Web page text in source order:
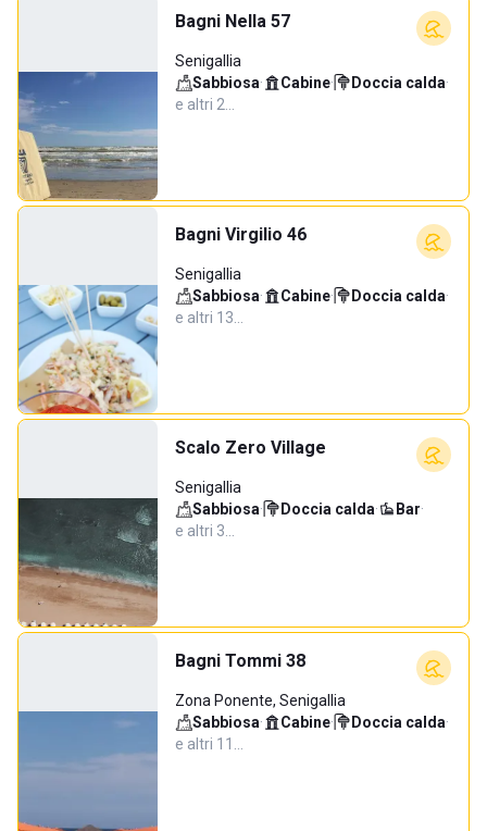
Bagni Nella 57
Senigallia
Sabbiosa· Cabine· Doccia calda·
e altri 2…
Bagni Virgilio 46
Senigallia
Sabbiosa· Cabine· Doccia calda·
e altri 13…
Scalo Zero Village
Senigallia
Sabbiosa· Doccia calda· Bar·
e altri 3…
Bagni Tommi 38
Zona Ponente, Senigallia
Sabbiosa· Cabine· Doccia calda·
e altri 11…